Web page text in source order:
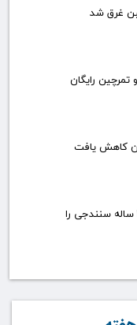
غرق شد
تمرچین رایگان
کاهش یافت
سگ بلاصاحب جان کودک ۳ ساله سنندجی را